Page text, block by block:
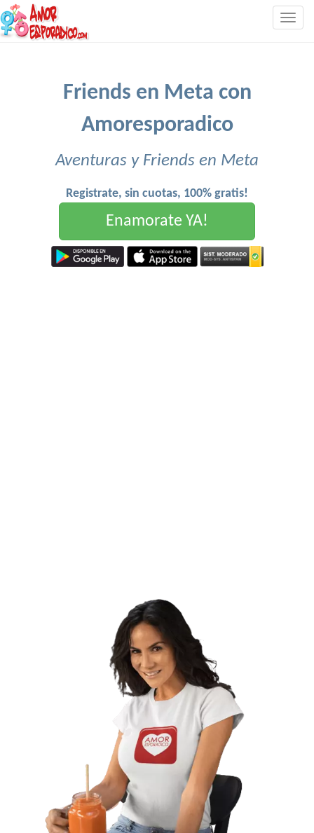
Friends en Meta con
Amoresporadico
Aventuras y Friends en Meta
Registrate, sin cuotas, 100% gratis!
Enamorate YA!